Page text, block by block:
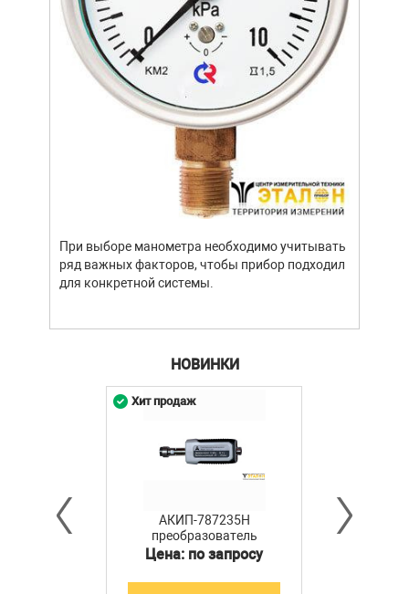
аккумуляторов, кг
Длина измерительных
проводов, м
1
Условия эксплуатации:
Прибор "Вектор" пригоден к эксплуатации
при температуре окружающего воздуха от
-10°С до +40°С и относительной влажности
После транспортировки в зимних условиях
дать прогреться изделию до комнатной
температуры в течение 2-х часов для
испарения конденсата.
калиброванными измерительными
Паспорт и руководство по эксплуатации -
Аккумуляторы GP 1000AA-KC (в приборе) -
При выборе манометра необходимо учитывать
ряд важных факторов, чтобы прибор подходил
для конкретной системы.
НОВИНКИ
АКИП-787235H
преобразователь
мощности
Цена: по запросу
Хит продаж